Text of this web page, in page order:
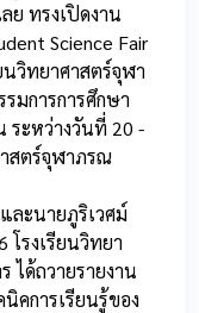
ย ทรงเปิดงาน
Science Fair
นวิทยาศาสตร์จุฬา
มการการศึกษา
ระหว่างวันที่ 20 -
สตร์จุฬาภรณ
ะนายภูริเวศม์
รงเรียนวิทยา
ได้ถวายรายงาน
นิคการเรียนรู้ของ